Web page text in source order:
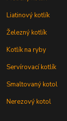
Liatinový kotlík
Železný kotlík
Kotlík na ryby
Servírovací kotlík
Smaltovaný kotol
Nerezový kotol